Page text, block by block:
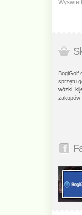
sprzętu
wózki
zakupów